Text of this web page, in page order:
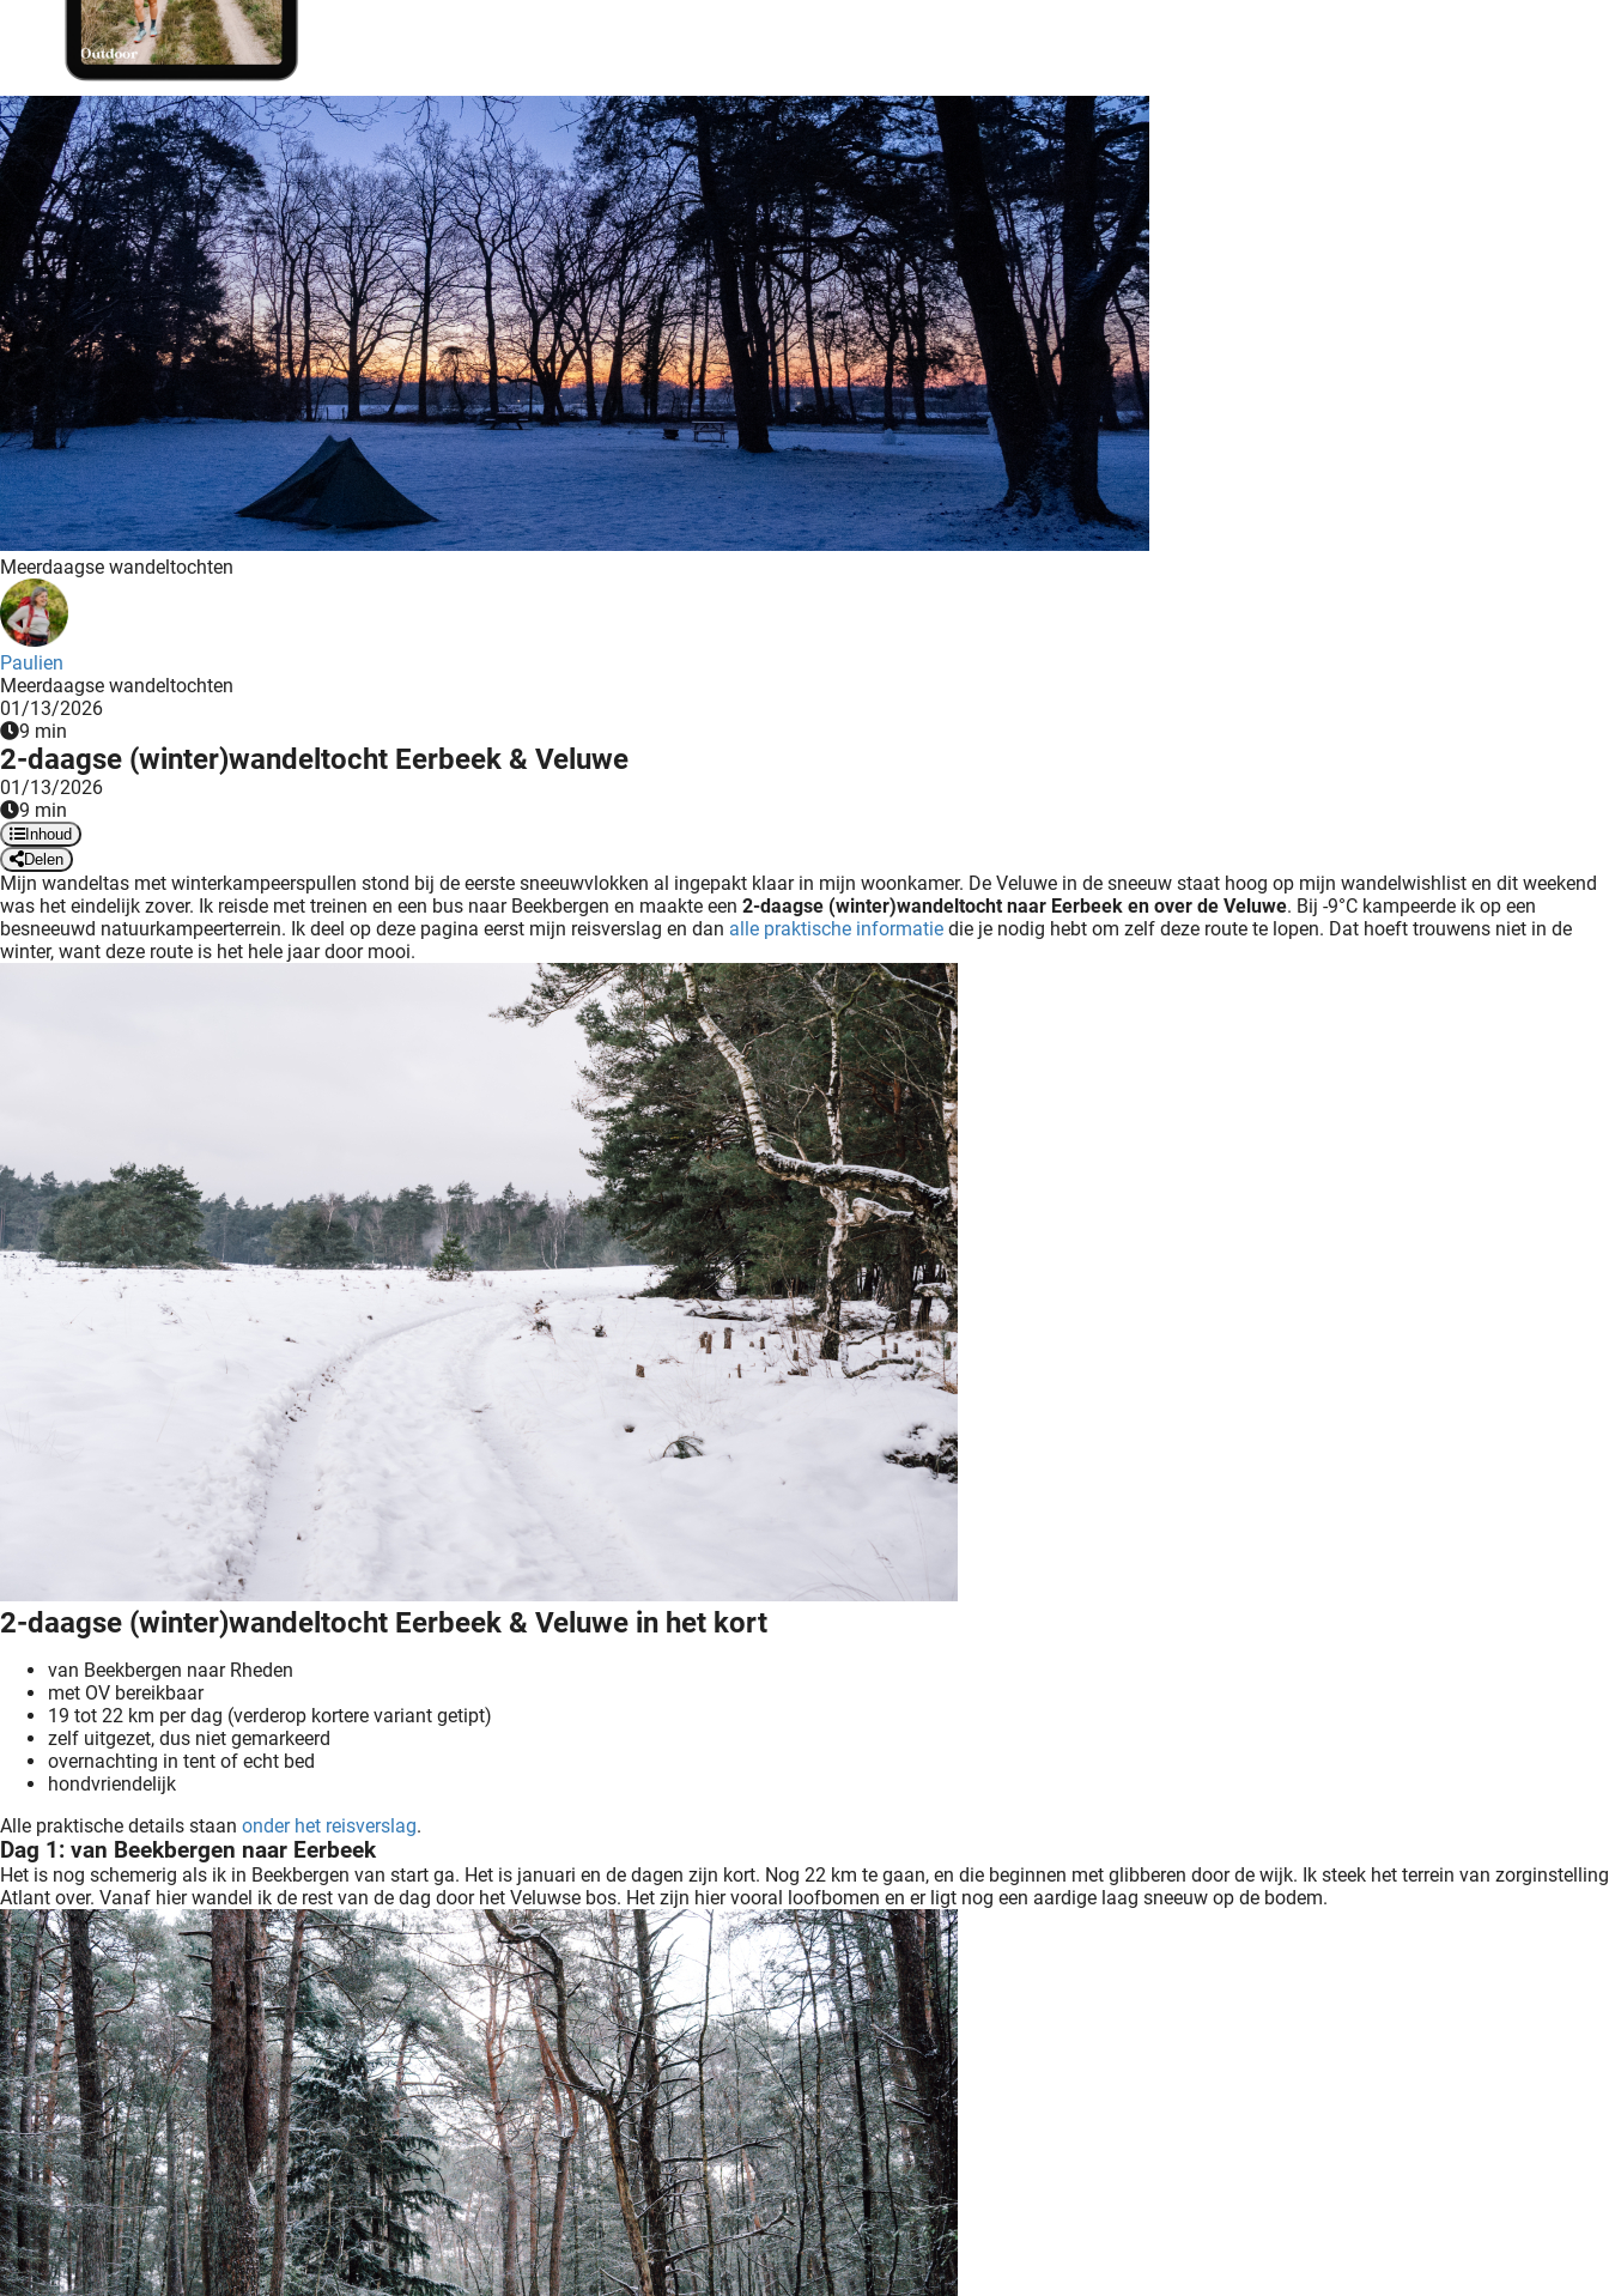
Meerdaagse wandeltochten
Paulien
Meerdaagse wandeltochten
01/13/2026
9 min
2-daagse (winter)wandeltocht Eerbeek & Veluwe
01/13/2026
9 min
Inhoud
Delen
Mijn wandeltas met winterkampeerspullen stond bij de eerste sneeuwvlokken al ingepakt klaar in mijn woonkamer. De Veluwe in de sneeuw staat hoog op mijn wandelwishlist en dit weekend
was het eindelijk zover. Ik reisde met treinen en een bus naar Beekbergen en maakte een 2-daagse (winter)wandeltocht naar Eerbeek en over de Veluwe. Bij -9°C kampeerde ik op een
besneeuwd natuurkampeerterrein. Ik deel op deze pagina eerst mijn reisverslag en dan alle praktische informatie die je nodig hebt om zelf deze route te lopen. Dat hoeft trouwens niet in de
winter, want deze route is het hele jaar door mooi.
2-daagse (winter)wandeltocht Eerbeek & Veluwe in het kort
van Beekbergen naar Rheden
met OV bereikbaar
19 tot 22 km per dag (verderop kortere variant getipt)
zelf uitgezet, dus niet gemarkeerd
overnachting in tent of echt bed
hondvriendelijk
Alle praktische details staan onder het reisverslag.
Dag 1: van Beekbergen naar Eerbeek
Het is nog schemerig als ik in Beekbergen van start ga. Het is januari en de dagen zijn kort. Nog 22 km te gaan, en die beginnen met glibberen door de wijk. Ik steek het terrein van zorginstelling
Atlant over. Vanaf hier wandel ik de rest van de dag door het Veluwse bos. Het zijn hier vooral loofbomen en er ligt nog een aardige laag sneeuw op de bodem.